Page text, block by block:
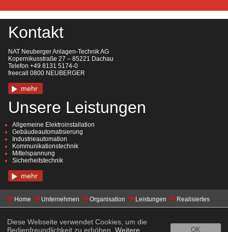
Kontakt
NAT Neuberger Anlagen-Technik AG
Kopernikusstraße 27 – 85221 Dachau
Telefon +49 8131 5174-0
freecall 0800 NEUBERGER
mehr
Unsere Leistungen
Allgemeine Elektroinstallation
Gebäudeautomatisierung
Industrieautomation
Kommunikationstechnik
Mittelspannung
Sicherheitstechnik
mehr
Home Unternehmen Organisation Leistungen
Realisiertes
Karriere
Initiativbewerbung Kontakt Downloads
Impressum
Datenschutzerklärung
Whistleblowing
Eiffage Gruppe / Soziale Verantwortung & Ethik
Diese Webseite verwendet Cookies, um die
Bedienfreundlichkeit zu erhöhen. Weitere OK